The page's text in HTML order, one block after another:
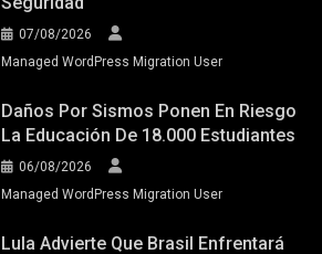
07/08/2026
Managed WordPress Migration User
Daños Por Sismos Ponen En Riesgo
La Educación De 18.000 Estudiantes
06/08/2026
Managed WordPress Migration User
Lula Advierte Que Brasil Enfrentará